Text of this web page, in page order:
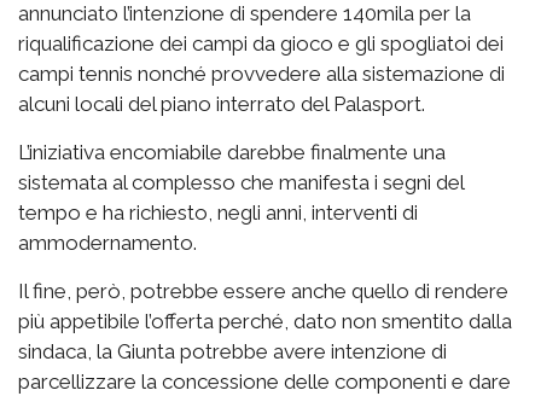
annunciato l’intenzione di spendere 140mila per la
riqualificazione dei campi da gioco e gli spogliatoi dei
campi tennis nonché provvedere alla sistemazione di
alcuni locali del piano interrato del Palasport.
L’iniziativa encomiabile darebbe finalmente una
sistemata al complesso che manifesta i segni del
tempo e ha richiesto, negli anni, interventi di
ammodernamento.
Il fine, però, potrebbe essere anche quello di rendere
più appetibile l’offerta perché, dato non smentito dalla
sindaca, la Giunta potrebbe avere intenzione di
parcellizzare la concessione delle componenti e dare